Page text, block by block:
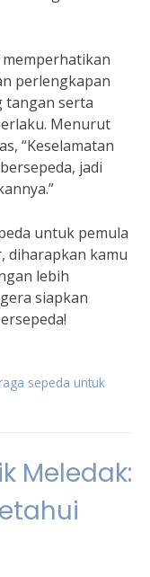
perlengkapan
tangan serta
Menurut
“Keselamatan
jadi
untuk pemula
diharapkan kamu
lebih
siapkan
sepeda untuk
Meledak: